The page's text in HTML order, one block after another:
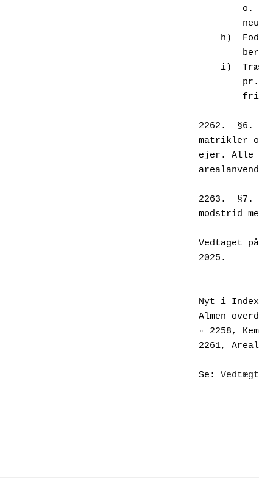
h)
i)
2262.  §6.
matrikler
ejer. Alle
2263.  §7.
modstrid
Vedtaget
2025.
Nyt i
Almen
◦ 2258,
2261,
Se: